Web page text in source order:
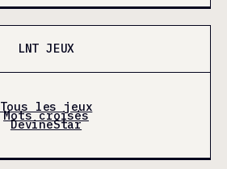
LNT JEUX
Tous les jeux
Mots croisés
DevineStar